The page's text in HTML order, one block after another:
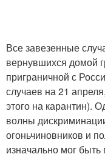
Все завезенные
вернувшихся домой
приграничной с
случаев на 21
этого на карантин).
волны
огоньчиновников и
изначально мог быть